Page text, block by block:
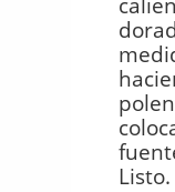
Listo.